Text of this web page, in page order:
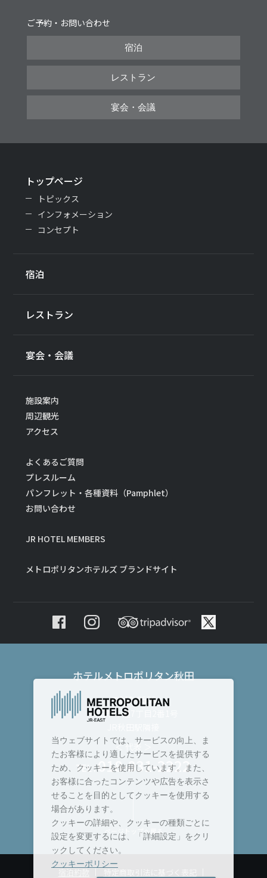
ご予約・お問い合わせ
宿泊
レストラン
宴会・会議
トップページ
トピックス
インフォメーション
コンセプト
宿泊
レストラン
宴会・会議
施設案内
周辺観光
アクセス
よくあるご質問
プレスルーム
パンフレット・各種資料（Pamphlet）
お問い合わせ
JR HOTEL MEMBERS
メトロポリタンホテルズ ブランドサイト
ホテルメトロポリタン秋田
〒010-8530
秋田市中通7丁目2番1号
＜ 代表 ＞
TEL :018-831-2222
ページトップへ戻る
当ウェブサイトでは、サービスの向上、ま
たお客様により適したサービスを提供する
ため、クッキーを使用しています。また、
お客様に合ったコンテンツや広告を表示さ
せることを目的としてクッキーを使用する
場合があります。
クッキーの詳細や、クッキーの種類ごとに
設定を変更するには、「詳細設定」をクリ
ックしてください。
クッキーポリシー